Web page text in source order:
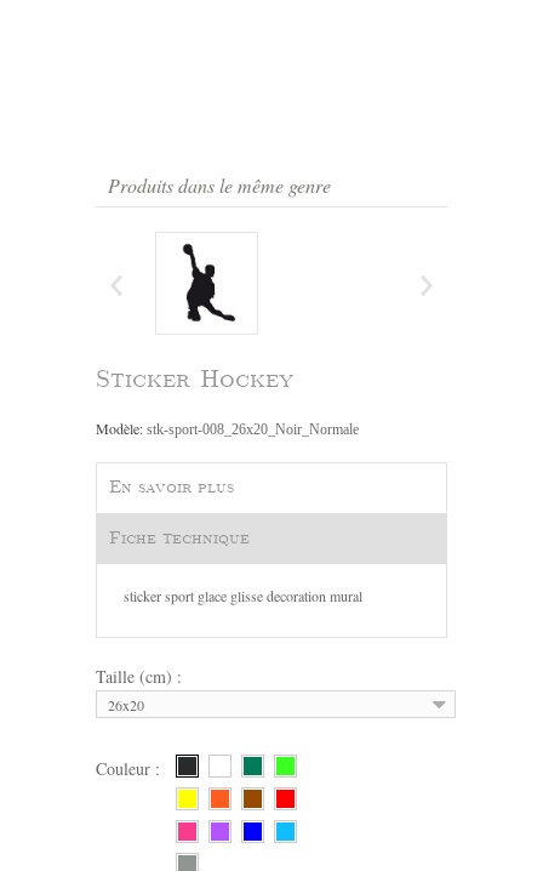
Produits dans le même genre
Sticker Hockey
Modèle: stk-sport-008_26x20_Noir_Normale
En savoir plus
Fiche technique
sticker sport glace glisse decoration mural
Taille (cm) :
26x20
Couleur :